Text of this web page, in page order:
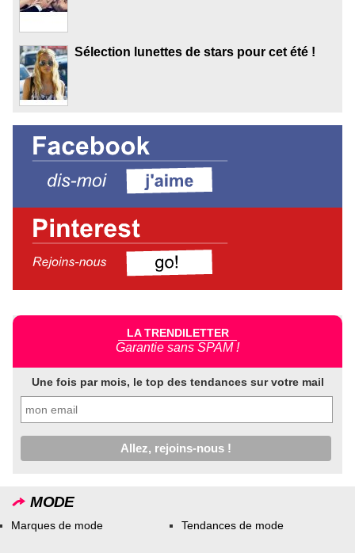
Sélection lunettes de stars pour cet été !
LA TRENDILETTER
Garantie sans SPAM !
Une fois par mois, le top des tendances sur votre mail
MODE
Marques de mode Tendances de mode